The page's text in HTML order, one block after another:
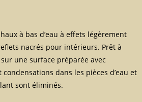
à bas d’eau à effets légèrement
nacrés pour intérieurs. Prêt à
une surface préparée avec
condensations dans les pièces d’eau et
sont éliminés.